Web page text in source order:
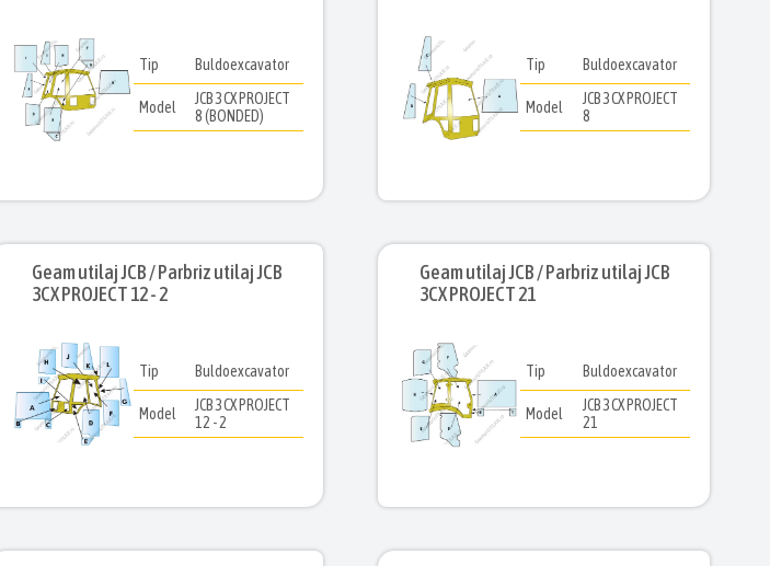
Tip Buldoexcavator
Model
JCB 3CX PROJECT
8 (BONDED)
Tip Buldoexcavator
Model
JCB 3CX PROJECT
8
Geam utilaj JCB / Parbriz utilaj JCB
3CX PROJECT 12 - 2
Tip Buldoexcavator
Model
JCB 3CX PROJECT
12 - 2
Geam utilaj JCB / Parbriz utilaj JCB
3CX PROJECT 21
Tip Buldoexcavator
Model
JCB 3CX PROJECT
21